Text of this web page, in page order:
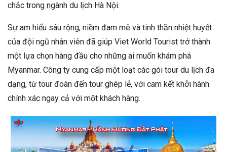
chắc trong ngành du lịch Hà Nội.
Sự am hiểu sâu rộng, niềm đam mê và tinh thần nhiệt huyết
của đội ngũ nhân viên đã giúp Viet World Tourist trở thành
một lựa chọn hàng đầu cho những ai muốn khám phá
Myanmar. Công ty cung cấp một loạt các gói tour du lịch đa
dạng, từ tour đoàn đến tour ghép lẻ, với cam kết khởi hành
chính xác ngay cả với một khách hàng.